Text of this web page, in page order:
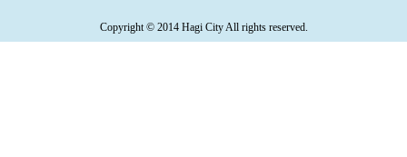
Copyright © 2014 Hagi City All rights reserved.